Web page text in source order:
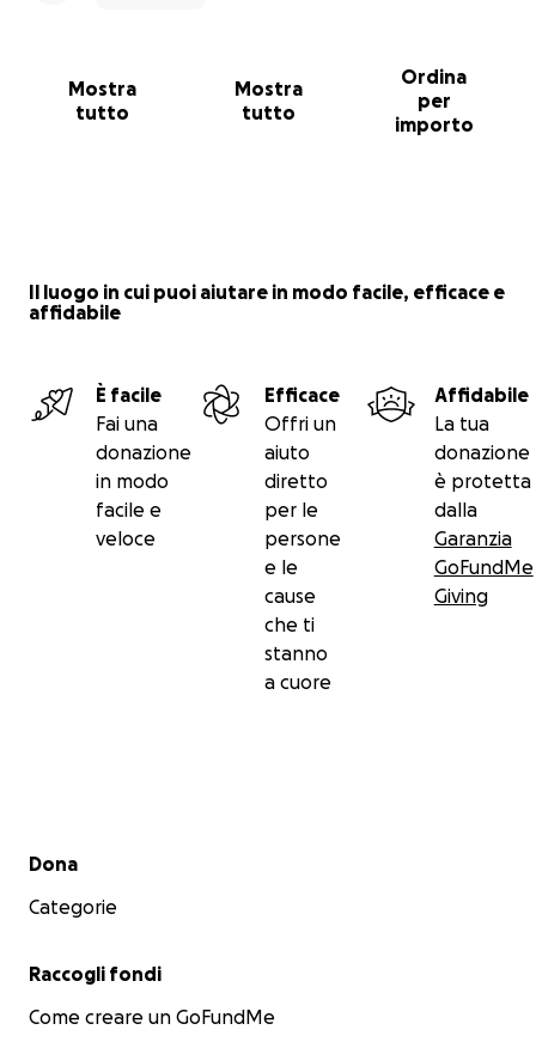
Mostra
tutto
Mostra
tutto
Ordina
per
importo
sostituzione di tutti i meccanismi di movimento
(ruote, catene, cuscinetti, ferramenta) usurati,
dei battagli e dei componenti di sicurezza
Il tuo aiuto fa la differenza
ci stai aiutando a salvare un pezzo della nostra storia.
Immagina il giorno in cui le campane torneranno a
suonare, annunciando a tutti che Primaluna ha
ritrovato la sua voce. Possiamo farcela, ma solo
insieme.
Come sostenerci
Clicca sul pulsante Dona – è sicuro e richiede un
Ogni donazione, grande o piccola, ci avvicina al
traguardo. Condividi questa campagna con amici e
Il luogo in cui puoi aiutare in modo facile, efficace e
affidabile
È facile
Fai una
donazione
in modo
facile e
veloce
Efficace
Offri un
aiuto
diretto
per le
persone
e le
cause
che ti
stanno
a cuore
Affidabile
La tua
donazione
è protetta
dalla
Garanzia
GoFundMe
Giving
Menu secondario
Dona
Categorie
Raccogli fondi
Come creare un GoFundMe